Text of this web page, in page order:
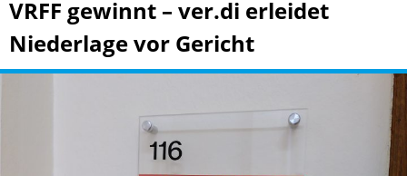
VRFF gewinnt – ver.di erleidet
Niederlage vor Gericht